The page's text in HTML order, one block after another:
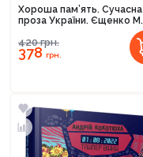
Хороша пам’ять. Сучасна
проза України. Єщенко М.
420грн.
378грн.